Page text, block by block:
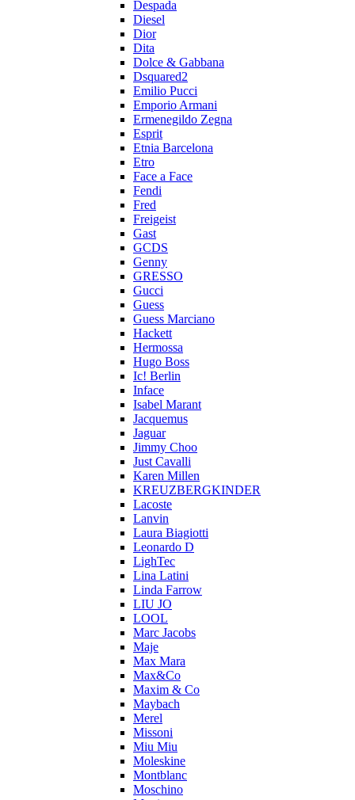
Despada
Diesel
Dior
Dita
Dolce & Gabbana
Dsquared2
Emilio Pucci
Emporio Armani
Ermenegildo Zegna
Esprit
Etnia Barcelona
Etro
Face a Face
Fendi
Fred
Freigeist
Gast
GCDS
Genny
GRESSO
Gucci
Guess
Guess Marciano
Hackett
Hermossa
Hugo Boss
Ic! Berlin
Inface
Isabel Marant
Jacquemus
Jaguar
Jimmy Choo
Just Cavalli
Karen Millen
KREUZBERGKINDER
Lacoste
Lanvin
Laura Biagiotti
Leonardo D
LighTec
Lina Latini
Linda Farrow
LIU JO
LOOL
Marc Jacobs
Maje
Max Mara
Max&Co
Maxim & Co
Maybach
Merel
Missoni
Miu Miu
Moleskine
Montblanc
Moschino